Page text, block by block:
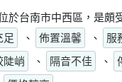
於台南市中西區，是頗
足
、 佈置溫馨 、 服
陡峭 、 隔音不佳 、